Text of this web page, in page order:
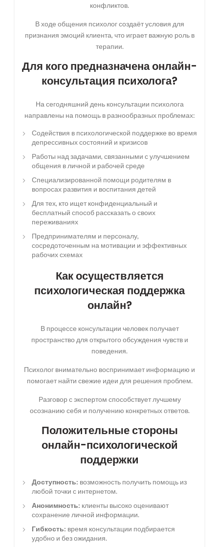
конфликтов.
В ходе общения психолог создаёт условия для
признания эмоций клиента, что играет важную роль в
терапии.
Для кого предназначена онлайн-
консультация психолога?
На сегодняшний день консультации психолога
направлены на помощь в разнообразных проблемах:
Содействия в психологической поддержке во время
депрессивных состояний и кризисов
Работы над задачами, связанными с улучшением
общения в личной и рабочей среде
Специализированной помощи родителям в
вопросах развития и воспитания детей
Для тех, кто ищет конфиденциальный и
бесплатный способ рассказать о своих
переживаниях
Предпринимателям и персоналу,
сосредоточенным на мотивации и эффективных
рабочих схемах
Как осуществляется
психологическая поддержка
онлайн?
В процессе консультации человек получает
пространство для открытого обсуждения чувств и
поведения.
Психолог внимательно воспринимает информацию и
помогает найти свежие идеи для решения проблем.
Разговор с экспертом способствует лучшему
осознанию себя и получению конкретных ответов.
Положительные стороны
онлайн-психологической
поддержки
Доступность: возможность получить помощь из
любой точки с интернетом.
Анонимность: клиенты высоко оценивают
сохранение личной информации.
Гибкость: время консультации подбирается
удобно и без ожидания.